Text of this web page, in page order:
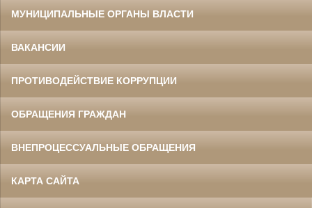
МУНИЦИПАЛЬНЫЕ ОРГАНЫ ВЛАСТИ
ВАКАНСИИ
ПРОТИВОДЕЙСТВИЕ КОРРУПЦИИ
ОБРАЩЕНИЯ ГРАЖДАН
ВНЕПРОЦЕССУАЛЬНЫЕ ОБРАЩЕНИЯ
КАРТА САЙТА